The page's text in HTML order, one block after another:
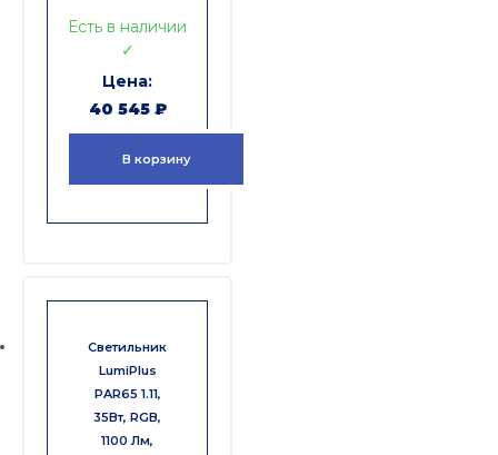
Есть в наличии
✓
40 545 ₽
В корзину
Светильник
LumiPlus
PAR65 1.11,
35Вт, RGB,
1100 Лм,